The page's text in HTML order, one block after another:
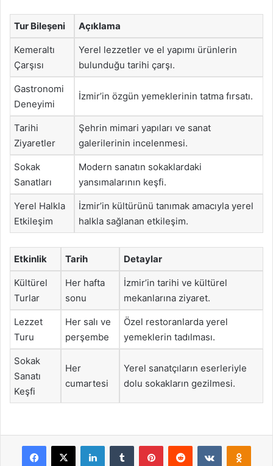
Tur Bileşeni Açıklama
Kemeraltı
Çarşısı
Yerel lezzetler ve el yapımı ürünlerin
bulunduğu tarihi çarşı.
Gastronomi
Deneyimi
İzmir’in özgün yemeklerinin tatma fırsatı.
Tarihi
Ziyaretler
Şehrin mimari yapıları ve sanat
galerilerinin incelenmesi.
Sokak
Sanatları
Modern sanatın sokaklardaki
yansımalarının keşfi.
Yerel Halkla
Etkileşim
İzmir’in kültürünü tanımak amacıyla yerel
halkla sağlanan etkileşim.
Etkinlik Tarih Detaylar
Kültürel
Turlar
Her hafta
sonu
İzmir’in tarihi ve kültürel
mekanlarına ziyaret.
Lezzet
Turu
Her salı ve
perşembe
Özel restoranlarda yerel
yemeklerin tadılması.
Sokak
Sanatı
Keşfi
Her
cumartesi
Yerel sanatçıların eserleriyle
dolu sokakların gezilmesi.
Facebook
X LinkedInTumblr PinterestReddit VKontakte